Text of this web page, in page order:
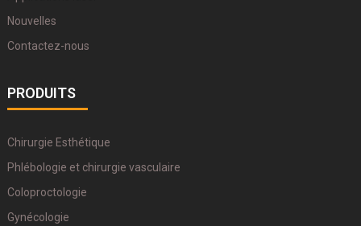
Nouvelles
Contactez-nous
PRODUITS
Chirurgie Esthétique
Phlébologie et chirurgie vasculaire
Coloproctologie
Gynécologie